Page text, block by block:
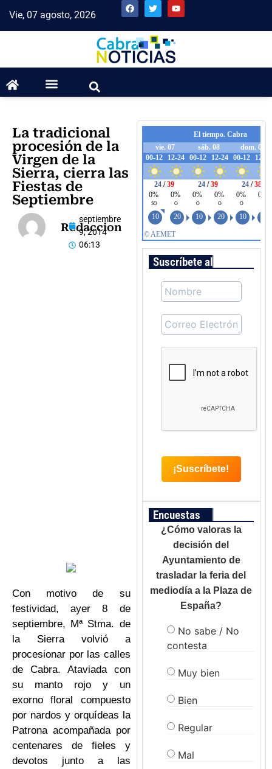
Vie, 07 agosto, 2026
La tradicional
procesión de la
Virgen de la
Sierra, cierra las
Fiestas de
Septiembre
Redaccion
septiembre
9, 2014
06:13
Con motivo de su
festividad, ayer 8 de
septiembre, Mª Stma. de
la Sierra volvió a
procesionar por las calles
de Cabra. Ataviada con
su manto rojo y un
exorno floral compuesto
por nardos y orquídeas la
Patrona acompañada por
centenares de fieles y
devotos junto a las
Suscríbete al boletín
Encuestas
¿Cómo valoras la
decisión del
Ayuntamiento de
trasladar la feria del
mediodía a la Plaza de
España?
No sabe / No
contesta
Muy bien
Bien
Regular
Mal